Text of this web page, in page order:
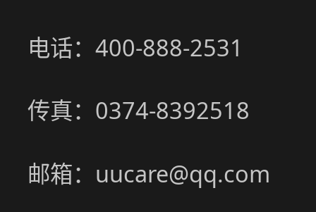
电话：400-888-2531
传真：0374-8392518
邮箱：uucare@qq.com